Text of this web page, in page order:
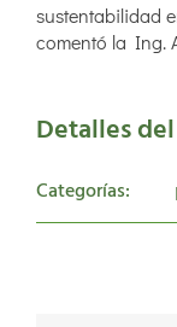
sustentabilidad
comentó la Ing.
Detalles
Categorías: